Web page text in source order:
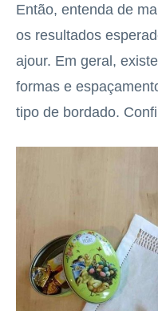
Então, entenda de
os resultados
ajour. Em geral,
formas e
tipo de bordado.